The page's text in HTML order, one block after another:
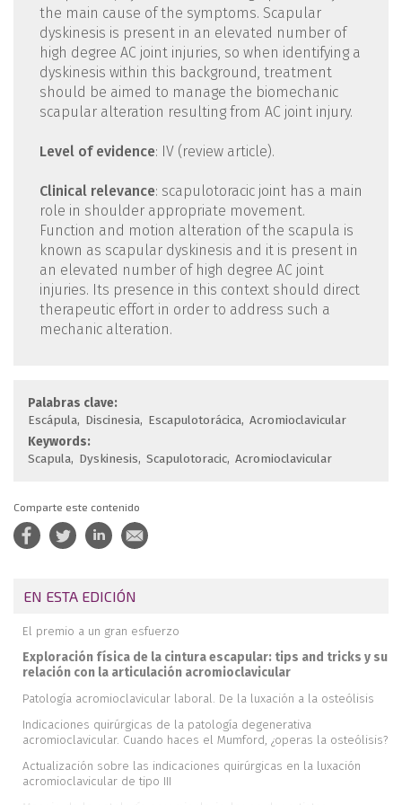
the main cause of the symptoms. Scapular
dyskinesis is present in an elevated number of
high degree AC joint injuries, so when identifying a
dyskinesis within this background, treatment
should be aimed to manage the biomechanic
scapular alteration resulting from AC joint injury.
Level of evidence: IV (review article).
Clinical relevance: scapulotoracic joint has a main
role in shoulder appropriate movement.
Function and motion alteration of the scapula is
known as scapular dyskinesis and it is present in
an elevated number of high degree AC joint
injuries. Its presence in this context should direct
therapeutic effort in order to address such a
mechanic alteration.
Palabras clave:
Escápula Discinesia Escapulotorácica Acromioclavicular
Keywords:
Scapula Dyskinesis Scapulotoracic Acromioclavicular
Comparte este contenido
EN ESTA EDICIÓN
El premio a un gran esfuerzo
Exploración física de la cintura escapular: tips and tricks y su
relación con la articulación acromioclavicular
Patología acromioclavicular laboral. De la luxación a la osteólisis
Indicaciones quirúrgicas de la patología degenerativa
acromioclavicular. Cuando haces el Mumford, ¿operas la osteólisis?
Actualización sobre las indicaciones quirúrgicas en la luxación
acromioclavicular de tipo III